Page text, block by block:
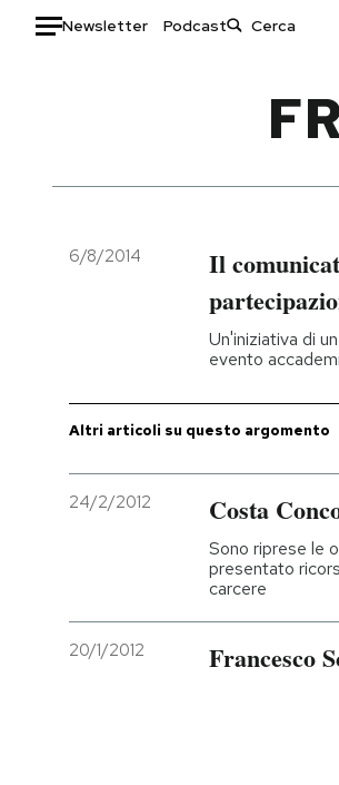
Newsletter Podcast
Italia
Politica
Moda
Ok
Media
NEWSLETTER
6/8/2014
Il
Un'iniziativa di
evento
Altri articoli su questo argomento
24/2/2012 Costa
Sono riprese le
presentato
carcere
20/1/2012 Francesco